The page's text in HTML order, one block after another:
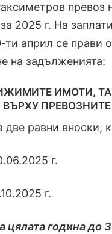
превоз
2025 г. На
април се прави
на задълженията:
ИМОТИ,
ПРЕВОЗНИТЕ
равни вноски,
г.
г.
цялата година до